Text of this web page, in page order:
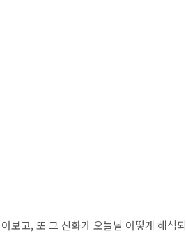
보고,또 그 신화가 오늘날 어떻게 해석되